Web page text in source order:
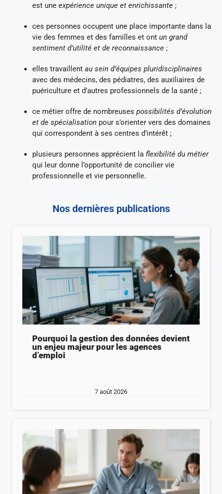
est une expérience unique et enrichissante ;
ces personnes occupent une place importante dans la
vie des femmes et des familles et ont un grand
sentiment d’utilité et de reconnaissance ;
elles travaillent au sein d’équipes pluridisciplinaires
avec des médecins, des pédiatres, des auxiliaires de
puériculture et d’autres professionnels de la santé ;
ce métier offre de nombreuses possibilités d’évolution
et de spécialisation pour s’orienter vers des domaines
qui correspondent à ses centres d’intérêt ;
plusieurs personnes apprécient la flexibilité du métier
qui leur donne l’opportunité de concilier vie
professionnelle et vie personnelle.
Nos dernières publications
Pourquoi la gestion des données devient
un enjeu majeur pour les agences
d’emploi
7 août 2026